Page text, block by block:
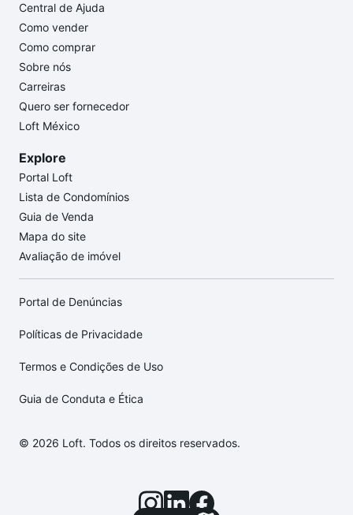
Central de Ajuda
Como vender
Como comprar
Sobre nós
Carreiras
Quero ser fornecedor
Loft México
Explore
Portal Loft
Lista de Condomínios
Guia de Venda
Mapa do site
Avaliação de imóvel
Portal de Denúncias
Políticas de Privacidade
Termos e Condições de Uso
Guia de Conduta e Ética
© 2026 Loft. Todos os direitos reservados.